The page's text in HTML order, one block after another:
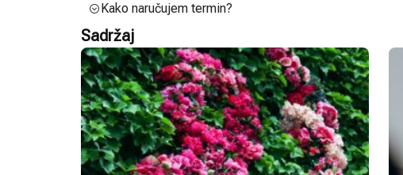
Kako naručujem termin?
Sadržaj